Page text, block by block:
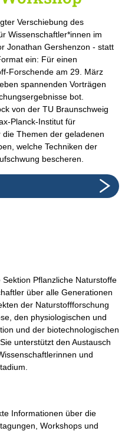
Verschiebung des
Wissenschaftler*innen im
Jonathan Gershenzon - statt
ein: Für einen
Forschende am 29. März
spannenden Vorträgen
bot.
von der TU Braunschweig
Planck-Institut für
Themen der geladenen
welche Techniken der
bescheren.
Sektion Pflanzliche Naturstoffe
über alle Generationen
der Naturstoffforschung
den physiologischen und
und der biotechnologischen
unterstützt den Austausch
und
Informationen über die
Workshops und